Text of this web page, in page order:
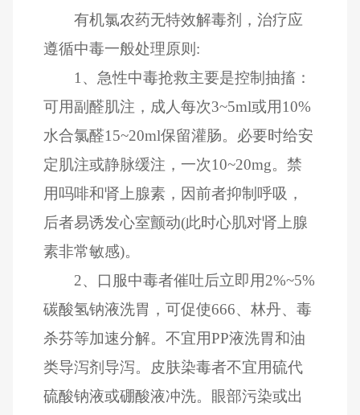
有机氯农药无特效解毒剂，治疗应
遵循中毒一般处理原则:
1、急性中毒抢救主要是控制抽搐：
可用副醛肌注，成人每次3~5ml或用10%
水合氯醛15~20ml保留灌肠。必要时给安
定肌注或静脉缓注，一次10~20mg。禁
用吗啡和肾上腺素，因前者抑制呼吸，
后者易诱发心室颤动(此时心肌对肾上腺
素非常敏感)。
2、口服中毒者催吐后立即用2%~5%
碳酸氢钠液洗胃，可促使666、林丹、毒
杀芬等加速分解。不宜用PP液洗胃和油
类导泻剂导泻。皮肤染毒者不宜用硫代
硫酸钠液或硼酸液冲洗。眼部污染或出